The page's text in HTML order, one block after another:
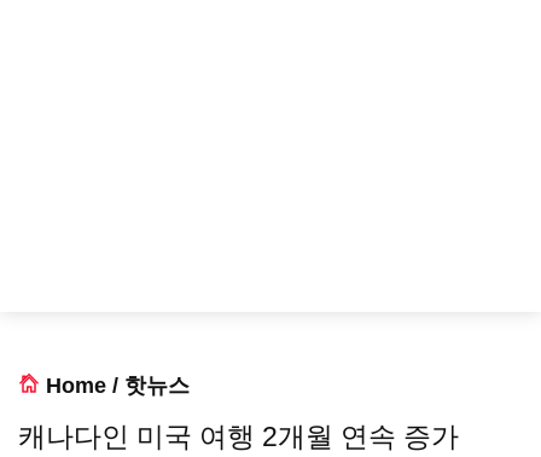
Home / 핫뉴스
캐나다인 미국 여행 2개월 연속 증가